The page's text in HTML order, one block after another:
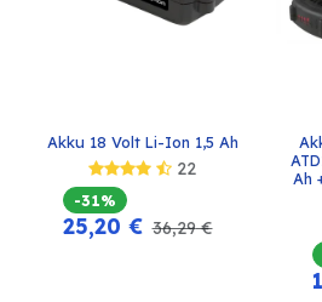
Akku 18 Volt Li-Ion 1,5 Ah
22
-31%
25,20 € 36,29€
Ah